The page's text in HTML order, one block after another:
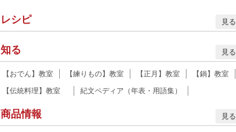
レシピ 見る
知る 見る
【おでん】教室 【練りもの】教室 【正月】教室
【鍋】教室
【伝統料理】教室
紀文ペディア（年表・用語集）
商品情報 見る